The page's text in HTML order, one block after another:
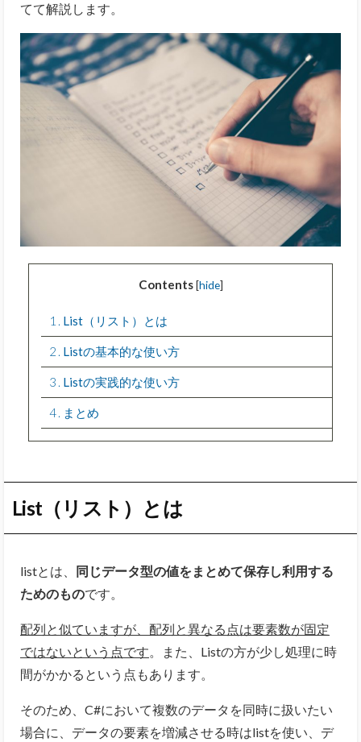
てて解説します。
Contents [hide]
1 List（リスト）とは
2 Listの基本的な使い方
3 Listの実践的な使い方
4 まとめ
List（リスト）とは
listとは、 同じデータ型の値をまとめて保存し利用する
ためのものです。
配列と似ていますが、配列と異なる点は要素数が固定
ではないという点です。また、Listの方が少し処理に時
間がかかるという点もあります。
そのため、C#において複数のデータを同時に扱いたい
場合に、データの要素を増減させる時はlistを使い、デ